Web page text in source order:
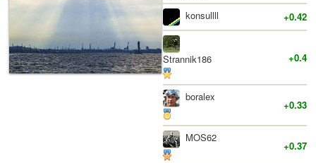
konsullll +0.42
Strannik186 +0.4
boralex
+0.33
MOS62
+0.37